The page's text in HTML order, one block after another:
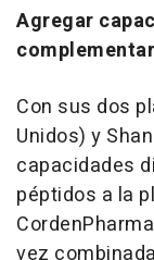
Agregar
Con sus dos
Unidos) y
capacidades
péptidos a la
vez